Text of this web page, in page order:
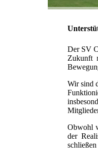
Der SV
Zukunft
Wir sind
Obwohl
der